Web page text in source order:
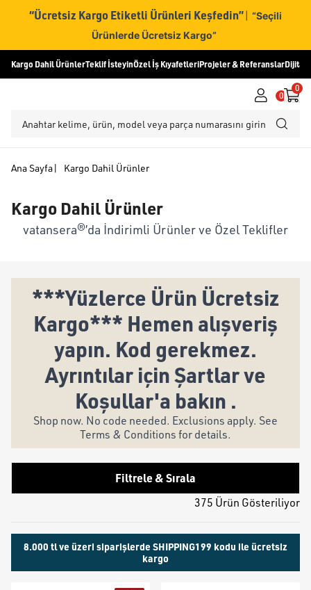
“Ücretsiz Kargo Etiketli Ürünleri Keşfedin” | “Seçili
Ürünlerde Ücretsiz Kargo”
Kargo Dahil ÜrünlerTeklif İsteyinÖzel İş KıyafetleriProjeler & ReferanslarDijital
0
0
Ana Sayfa| Kargo Dahil Ürünler
Kargo Dahil Ürünler
vatansera®’da İndirimli Ürünler ve Özel Teklifler
***Yüzlerce Ürün Ücretsiz
Kargo*** Hemen alışveriş
yapın. Kod gerekmez.
Ayrıntılar için Şartlar ve
Koşullar'a bakın .
Shop now. No code needed. Exclusions apply. See
Terms & Conditions for details.
Filtrele & Sırala
375 Ürün Gösteriliyor
8.000 tl ve üzeri siparişlerde SHIPPING199 kodu ile ücretsiz
kargo